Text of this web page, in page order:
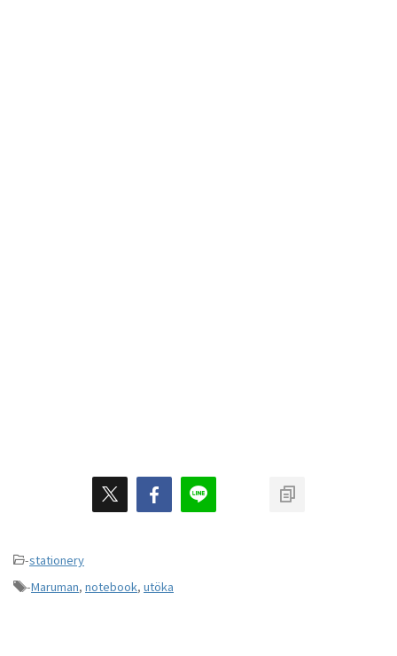
-stationery
-Maruman, notebook, utöka